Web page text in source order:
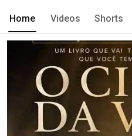
Home Videos Shorts